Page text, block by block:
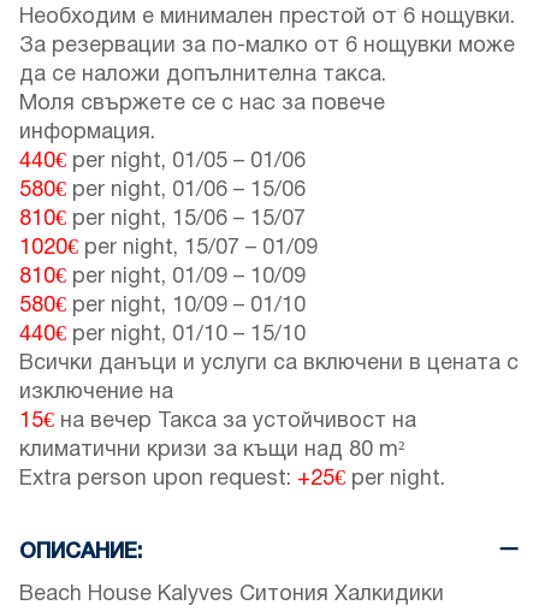
Необходим е минимален престой от 6 нощувки.
За резервации за по-малко от 6 нощувки може
да се наложи допълнителна такса.
Моля свържете се с нас за повече
информация.
440€ per night, 01/05 – 01/06
580€ per night, 01/06 – 15/06
810€ per night, 15/06 – 15/07
1020€ per night, 15/07 – 01/09
810€ per night, 01/09 – 10/09
580€ per night, 10/09 – 01/10
440€ per night, 01/10 – 15/10
Всички данъци и услуги са включени в цената с
изключение на
15€ на вечер Такса за устойчивост на
климатични кризи за къщи над 80 m²
Extra person upon request: +25€ per night.
ОПИСАНИЕ:
Beach House Kalyves Ситония Халкидики